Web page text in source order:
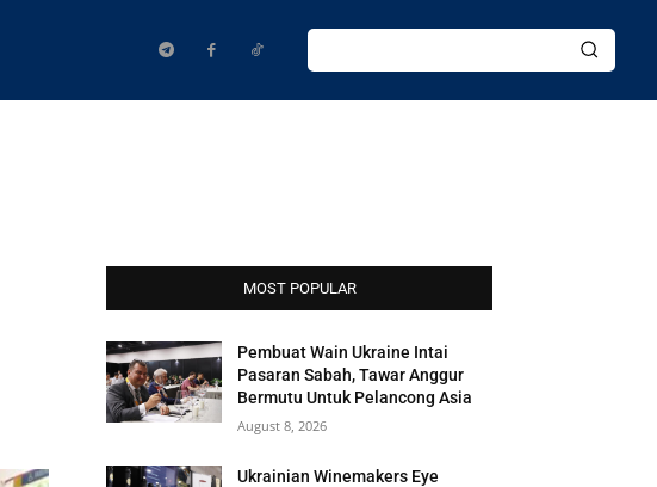
MOST POPULAR
Pembuat Wain Ukraine Intai
Pasaran Sabah, Tawar Anggur
Bermutu Untuk Pelancong Asia
August 8, 2026
Ukrainian Winemakers Eye